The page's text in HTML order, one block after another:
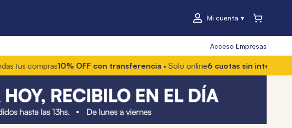
Mi cuenta
Acceso Empresas
compras10% OFF con transferencia• Solo online6 cuotas sin interés• Con